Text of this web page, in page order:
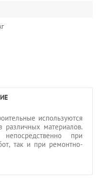
используются
различных материалов.
при
так и при ремонтно-